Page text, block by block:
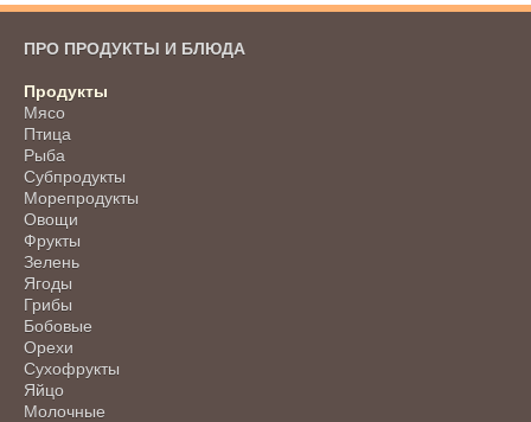
ПРО ПРОДУКТЫ И БЛЮДА
Продукты
Мясо
Птица
Рыба
Субпродукты
Морепродукты
Овощи
Фрукты
Зелень
Ягоды
Грибы
Бобовые
Орехи
Сухофрукты
Яйцо
Молочные